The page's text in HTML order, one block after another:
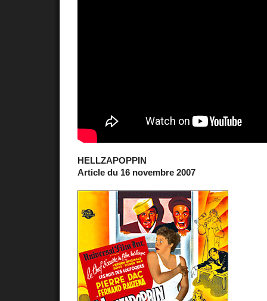
HELLZAPOPPIN
Article du 16 novembre 2007